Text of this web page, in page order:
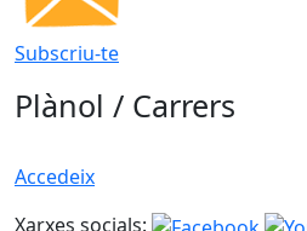
Subscriu-te
Plànol / Carrers
Accedeix
Xarxes socials: